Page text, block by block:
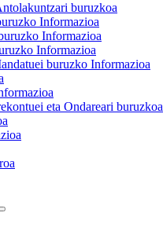
buruzkoa
Informazioa
Informazioa
Informazioa
buruzko Informazioa
eta Ondareari buruzkoa